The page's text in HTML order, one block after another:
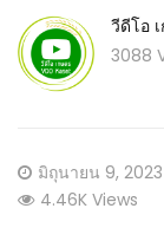
วีดีโอ
3088
Posted
on
มิถุนายน 9, 2023
4.46K Views